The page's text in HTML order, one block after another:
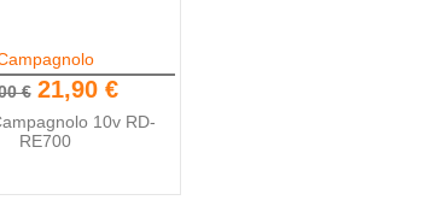
€ 21,90 €
10v RD-
RE700